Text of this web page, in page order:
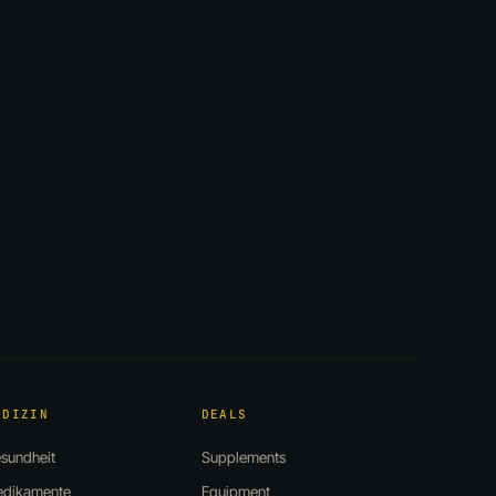
DEALS
Supplements
Equipment